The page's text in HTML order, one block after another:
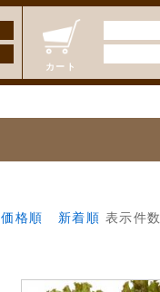
カート
価格順 新着順 表示件数